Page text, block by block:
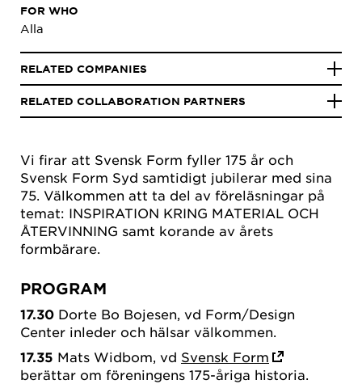
Vi firar att Svensk Form fyller 175 år och
Svensk Form Syd samtidigt jubilerar med sina
75. Välkommen att ta del av föreläsningar på
temat: INSPIRATION KRING MATERIAL OCH
ÅTERVINNING samt korande av årets
formbärare.
PROGRAM
17.30 Dorte Bo Bojesen, vd Form/Design
Center inleder och hälsar välkommen.
17.35 Mats Widbom, vd Svensk Form
berättar om föreningens 175-åriga historia.
FOR WHO
Alla
RELATED COMPANIES
RELATED COLLABORATION PARTNERS